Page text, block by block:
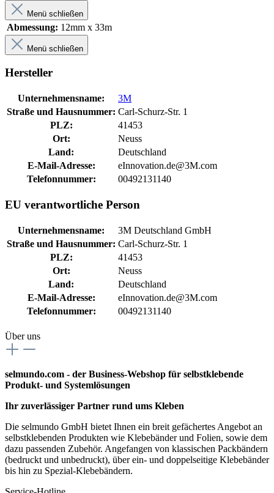
Menü schließen
Abmessung: 12mm x 33m
Menü schließen
Hersteller
Unternehmensname:
3M
Straße und Hausnummer: Carl-Schurz-Str. 1
PLZ:
41453
Ort:
Neuss
Land:
Deutschland
E-Mail-Adresse:
eInnovation.de@3M.com
Telefonnummer:
00492131140
EU verantwortliche Person
Unternehmensname:
3M Deutschland GmbH
Straße und Hausnummer: Carl-Schurz-Str. 1
PLZ:
41453
Ort:
Neuss
Land:
Deutschland
E-Mail-Adresse:
eInnovation.de@3M.com
Telefonnummer:
00492131140
Über uns
selmundo.com - der Business-Webshop für selbstklebende
Produkt- und Systemlösungen
Ihr zuverlässiger Partner rund ums Kleben
Die selmundo GmbH bietet Ihnen ein breit gefächertes Angebot an
selbstklebenden Produkten wie Klebebänder und Folien, sowie dem
dazu passenden Zubehör. Angefangen von klassischen Packbändern
(bedruckt und unbedruckt), über ein- und doppelseitige Klebebänder
bis hin zu Spezial-Klebebändern.